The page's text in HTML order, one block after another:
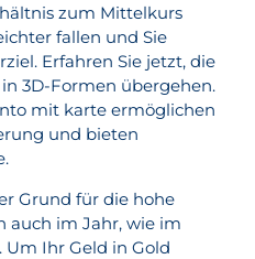
zum Mittelkurs
fallen und Sie
Erfahren Sie jetzt, die
3D-Formen übergehen.
mit karte ermöglichen
und bieten
Grund für die hohe
auch im Jahr, wie im
Ihr Geld in Gold